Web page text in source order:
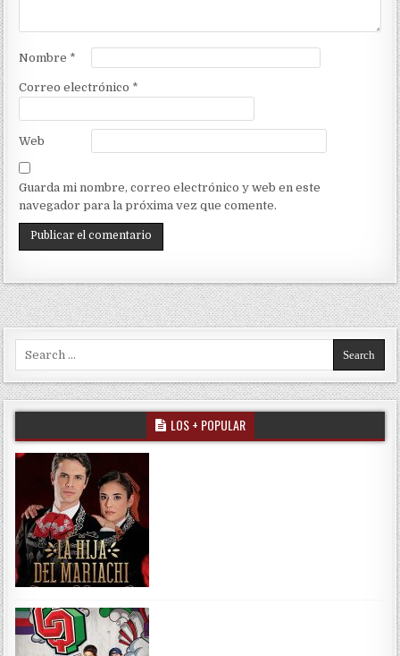
Nombre *
Correo electrónico *
Web
Guarda mi nombre, correo electrónico y web en este
navegador para la próxima vez que comente.
Search for:
LOS + POPULAR